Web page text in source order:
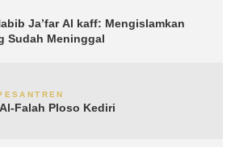
Ja’far Al kaff: Mengislamkan
Sudah Meninggal
Falah Ploso Kediri